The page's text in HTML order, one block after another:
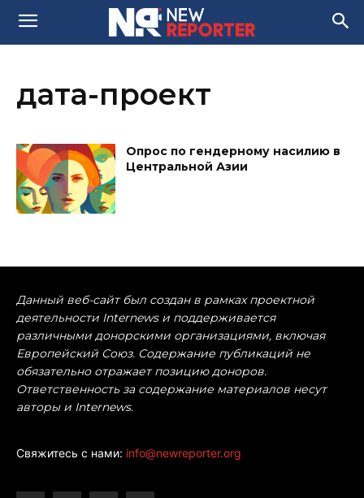
дата-проект
Опрос по гендерному насилию в
Центральной Азии
Данный веб-сайт был создан в рамках проектной
деятельности Internews и поддерживается
различными донорскими организациями, включая
Европейский Союз. Содержание публикаций не
обязательно отражает позицию доноров.
Ответственность за содержание материалов несут
авторы и Internews.
Свяжитесь с нами: info@newreporter.org